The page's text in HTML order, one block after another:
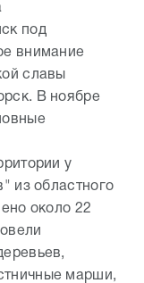
под
внимание
славы
В ноябре
у
из областного
около 22
марши,